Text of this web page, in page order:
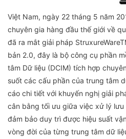
Việt Nam, ngày 22 tháng 5 năm
chuyên gia hàng đầu thế giới về
đã ra mắt giải pháp
bản 2.0, đây là bộ công cụ phần
tâm Dữ liệu (DCIM) tích hợp
suốt các cấu phần của trung tâm
cáo chi tiết với khuyến nghị giải
cân bằng tối ưu giữa việc xử lý
đảm bảo duy trì được hiệu suất
vòng đời của từng trung tâm dữ